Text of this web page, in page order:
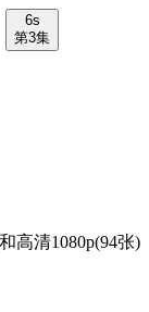
6s
第3集
高清1080p(94张)